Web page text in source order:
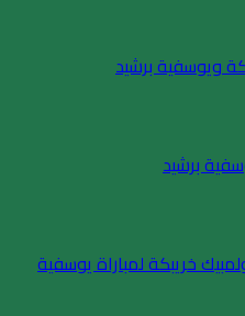
ويوسفية برشيد
برشيد
خريبكة لمباراة يوسفية